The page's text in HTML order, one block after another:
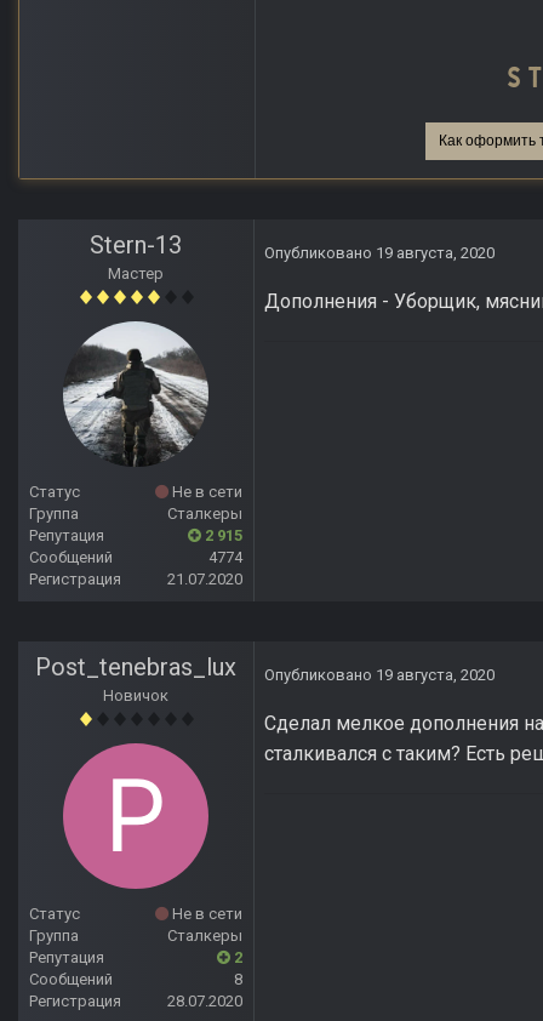
Как оформить
Stern-13
Мастер
Статус
Не в сети
Группа
Сталкеры
Репутация
2 915
Сообщений
4774
Регистрация
21.07.2020
Опубликовано 19 августа, 2020
Дополнения - Уборщик,
Post_tenebras_lux
Новичок
Статус
Не в сети
Группа
Сталкеры
Репутация
2
Сообщений
8
Регистрация
28.07.2020
Опубликовано 19 августа, 2020
Сделал мелкое дополнения
сталкивался с таким? Есть